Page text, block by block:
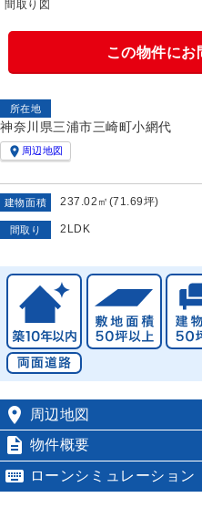
間取り図
この物件にお
所在地
神奈川県三浦市三崎町小網代
 周辺地図
建物面積 237.02㎡(71.69坪)
間取り 2LDK
 周辺地図
 物件概要
 ローンシミュレーション